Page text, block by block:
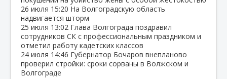
26 июля 15:20 На Волгоградскую область
надвигается шторм
25 июля 13:02 Глава Волгограда поздравил
сотрудников СК с профессиональным праздником и
отметил работу кадетских классов
24 июля 14:46 Губернатор Бочаров внепланово
проверил стройки: сроки сорваны в Волжском и
Волгограде